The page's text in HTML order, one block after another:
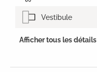
Vestibule
Afficher tous les détails